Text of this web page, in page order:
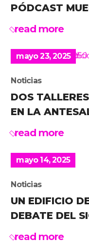
PÓDCAST
read more
mayo 23, 2025
Noticias
DOS
EN LA
read more
mayo 14, 2025
Noticias
UN EDIFICIO
DEBATE DEL
read more